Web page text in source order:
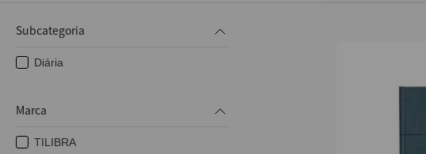
Subcategoria
Diária
Marca
TILIBRA